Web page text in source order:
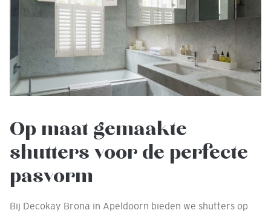
Op maat gemaakte
shutters voor de perfecte
pasvorm
Bij Decokay Brona in Apeldoorn bieden we shutters op